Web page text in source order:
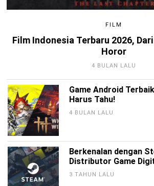
FILM
Film Indonesia Terbaru 2026,
Horor
4 BULAN LALU
Game Android
Harus Tahu!
4 BULAN LALU
Berkenalan dengan
Distributor Game
3 TAHUN LALU